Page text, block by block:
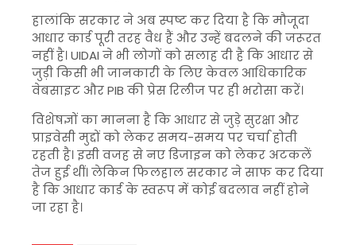
हालांकि सरकार ने अब स्पष्ट कर दिया है कि मौजूदा
आधार कार्ड पूरी तरह वैध हैं और उन्हें बदलने की जरूरत
नहीं है। UIDAI ने भी लोगों को सलाह दी है कि आधार से
जुड़ी किसी भी जानकारी के लिए केवल आधिकारिक
वेबसाइट और PIB की प्रेस रिलीज पर ही भरोसा करें।
विशेषज्ञों का मानना है कि आधार से जुड़े सुरक्षा और
प्राइवेसी मुद्दों को लेकर समय-समय पर चर्चा होती
रहती है। इसी वजह से नए डिजाइन को लेकर अटकलें
तेज हुई थीं। लेकिन फिलहाल सरकार ने साफ कर दिया
है कि आधार कार्ड के स्वरूप में कोई बदलाव नहीं होने
जा रहा है।